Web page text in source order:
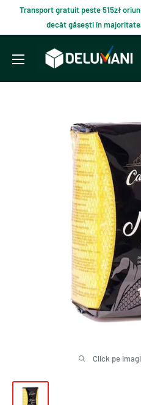
continut
Transport gratuit peste 515zł
decât găsești în
Delumani
Magazin
Click pe